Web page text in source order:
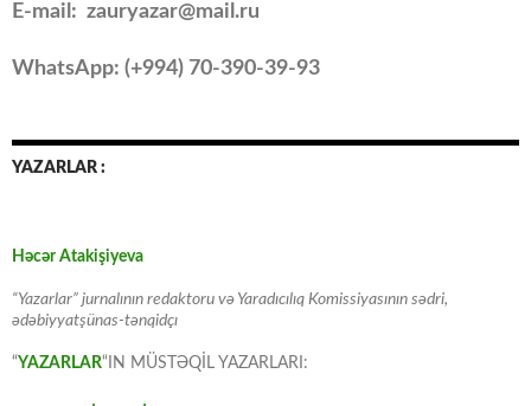
E-mail: zauryazar@mail.ru
WhatsApp: (+994) 70-390-39-93
YAZARLAR :
Həcər Atakişiyeva
“Yazarlar” jurnalının redaktoru və Yaradıcılıq Komissiyasının sədri,
ədəbiyyatşünas-tənqidçı
“YAZARLAR“IN MÜSTƏQİL YAZARLARI: